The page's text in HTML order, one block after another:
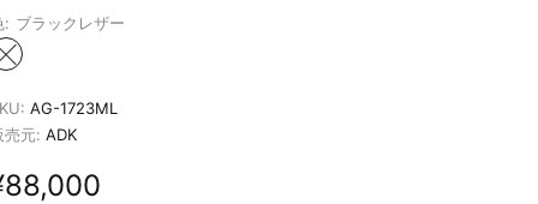
: ブラックレザー
AG-1723ML
売元: ADK